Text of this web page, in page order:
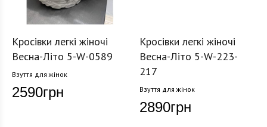
Кросівки легкі жіночі
Весна-Літо 5-W-0589
Взуття для жінок
2590грн
Кросівки легкі жіночі
Весна-Літо 5-W-223-
217
Взуття для жінок
2890грн